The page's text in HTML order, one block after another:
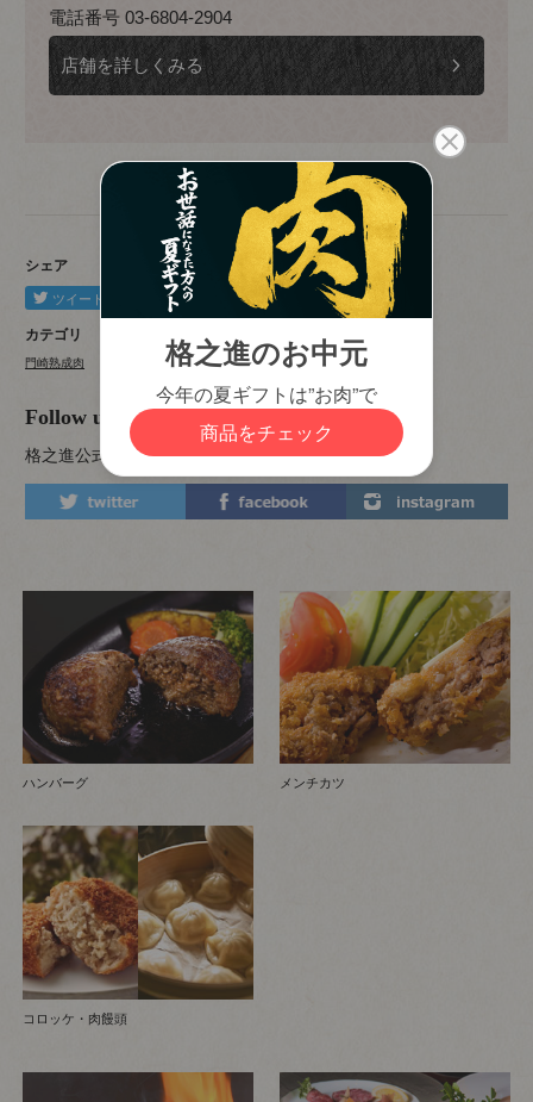
電話番号 03-6804-2904
店舗を詳しくみる
シェア
カテゴリ
門崎熟成肉 肉言葉 肉食べ四十八手
Follow us
格之進公式アカウントから最新情報をお届けします。
ハンバーグ メンチカツ
コロッケ・肉饅頭